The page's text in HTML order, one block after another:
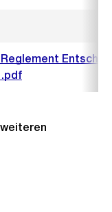
Reglement